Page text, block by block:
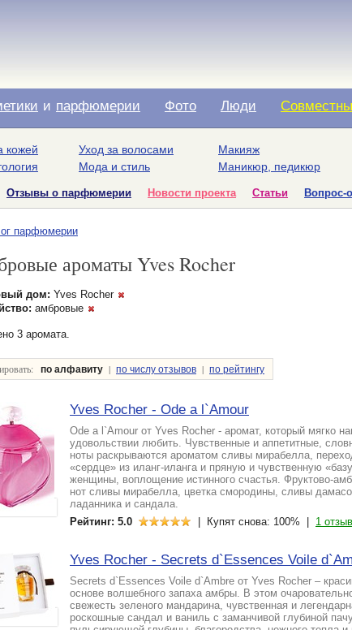
и парфюмерии Фото Люди
кожей
Уход за волосами
Мода и стиль
Макияж
Маникюр, педикюр
Отзывы о парфюмерии Новости проекта Статьи Вопрос-
парфюмерии
ароматы Yves Rocher
дом: Yves Rocher
амбровые
3 аромата.
по алфавиту | по числу отзывов | по рейтингу
Yves Rocher - Ode a l`Amour
Ode a l`Amour от Yves Rocher - аромат, который мягко
удовольствии любить. Чувственные и аппетитные,
ноты раскрываются ароматом сливы мирабелла,
«сердце» из иланг-иланга и пряную и чувственную
женщины, воплощение истинного счастья. Фруктово-
нот сливы мирабелла, цветка смородины, сливы
ладанника и сандала.
Рейтинг: 5.0
| Купят снова: 100% | 1 отзыв
Yves Rocher - Secrets d`Essences Voile
Secrets d`Essences Voile d`Ambre от Yves Rocher –
основе волшебного запаха амбры. В этом
свежесть зеленого мандарина, чувственная и
роскошные сандал и ваниль с заманчивой глубиной